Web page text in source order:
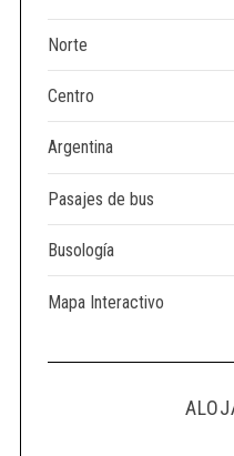
Norte
Centro
Argentina
Pasajes de bus
Busología
Mapa Interactivo